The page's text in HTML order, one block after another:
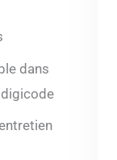
dans